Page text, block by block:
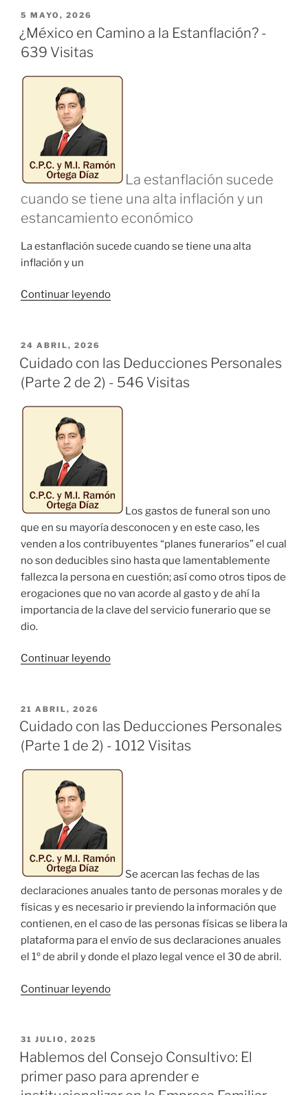
PUBLICADO
EL
5 MAYO, 2026
¿México en Camino a la Estanflación? -
639 Visitas
La estanflación sucede
cuando se tiene una alta inflación y un
estancamiento económico
La estanflación sucede cuando se tiene una alta
inflación y un
Continuar leyendo«¿México
la
Estanflación?»
PUBLICADO
EL
24 ABRIL, 2026
Cuidado con las Deducciones Personales
(Parte 2 de 2) - 546 Visitas
Los gastos de funeral son uno
que en su mayoría desconocen y en este caso, les
venden a los contribuyentes “planes funerarios” el cual
no son deducibles sino hasta que lamentablemente
fallezca la persona en cuestión; así como otros tipos de
erogaciones que no van acorde al gasto y de ahí la
importancia de la clave del servicio funerario que se
dio.
Continuar leyendo«Cuidado
Personales
(Parte
de
PUBLICADO
EL
21 ABRIL, 2026
Cuidado con las Deducciones Personales
(Parte 1 de 2) - 1012 Visitas
Se acercan las fechas de las
declaraciones anuales tanto de personas morales y de
físicas y es necesario ir previendo la información que
contienen, en el caso de las personas físicas se libera la
plataforma para el envío de sus declaraciones anuales
el 1º de abril y donde el plazo legal vence el 30 de abril.
Continuar leyendo«Cuidado
Personales
(Parte
PUBLICADO
EL
31 JULIO, 2025
Hablemos del Consejo Consultivo: El
primer paso para aprender e